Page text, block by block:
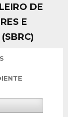
DE
E